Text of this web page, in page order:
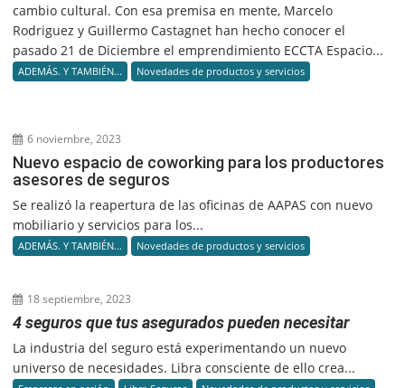
cambio cultural. Con esa premisa en mente, Marcelo
Rodriguez y Guillermo Castagnet han hecho conocer el
pasado 21 de Diciembre el emprendimiento ECCTA Espacio...
ADEMÁS. Y TAMBIÉN... Novedades de productos y servicios
6 noviembre, 2023
Nuevo espacio de coworking para los productores
asesores de seguros
Se realizó la reapertura de las oficinas de AAPAS con nuevo
mobiliario y servicios para los...
ADEMÁS. Y TAMBIÉN... Novedades de productos y servicios
18 septiembre, 2023
4 seguros que tus asegurados pueden necesitar
La industria del seguro está experimentando un nuevo
universo de necesidades. Libra consciente de ello crea...